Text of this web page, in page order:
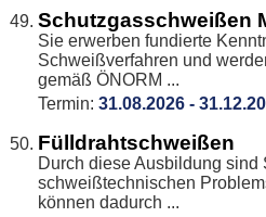
Schutzgasschweißen
Sie erwerben fundierte
Schweißverfahren und
gemäß ÖNORM ...
Termin: 31.08.2026 -
Fülldrahtschweißen
Durch diese Ausbildung sind
schweißtechnischen
können dadurch ...